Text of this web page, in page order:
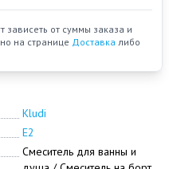
Kludi
E2
Смеситель для ванны и
зависеть от суммы заказа и
на странице Доставка либо